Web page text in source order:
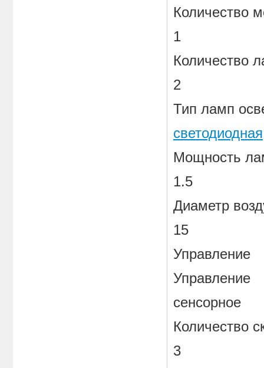
Количество
1
Количество
2
Тип ламп
светодиодная
Мощность
1.5
Диаметр
15
Управление
Управление
сенсорное
Количество
3